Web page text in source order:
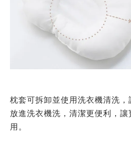
枕套可拆卸並使用洗衣機清洗
放進洗衣機洗，清潔更便利，
用。